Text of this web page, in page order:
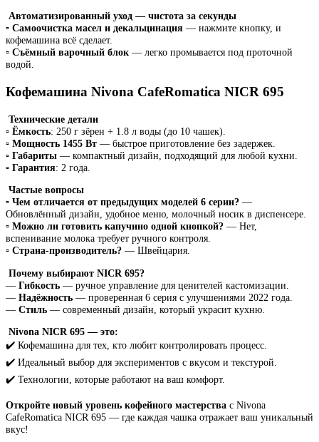
Автоматизированный уход — чистота за секунды
▫️ Самоочистка масел и декальцинация — нажмите кнопку, и
кофемашина всё сделает.
▫️ Съёмный варочный блок — легко промывается под проточной
водой.
Кофемашина Nivona CafeRomatica NICR 695
Технические детали
▫️ Ёмкость: 250 г зёрен + 1.8 л воды (до 10 чашек).
▫️ Мощность 1455 Вт — быстрое приготовление без задержек.
▫️ Габариты — компактный дизайн, подходящий для любой кухни.
▫️ Гарантия: 2 года.
Частые вопросы
▫️ Чем отличается от предыдущих моделей 6 серии? —
Обновлённый дизайн, удобное меню, молочный носик в диспенсере.
▫️ Можно ли готовить капучино одной кнопкой? — Нет,
вспенивание молока требует ручного контроля.
▫️ Страна-производитель? — Швейцария.
Почему выбирают NICR 695?
— Гибкость — ручное управление для ценителей кастомизации.
— Надёжность — проверенная 6 серия с улучшениями 2022 года.
— Стиль — современный дизайн, который украсит кухню.
Nivona NICR 695 — это:
✔️ Кофемашина для тех, кто любит контролировать процесс.
✔️ Идеальный выбор для экспериментов с вкусом и текстурой.
✔️ Технологии, которые работают на ваш комфорт.
Откройте новый уровень кофейного мастерства с Nivona
CafeRomatica NICR 695 — где каждая чашка отражает ваш уникальный
вкус!